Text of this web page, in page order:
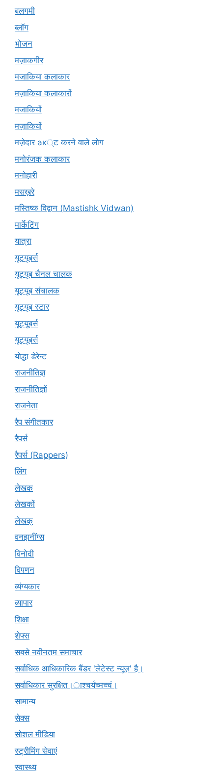
बलगमी
ब्लॉग
भोजन
मज़ाकगीर
मजाकिया कलाकार
मज़ाकिया कलाकारों
मजाकियों
मज़ाकियों
मज़ेदार ак्ट करने वाले लोग
मनोरंजक कलाकार
मनोहारी
मसख़रे
मस्तिष्क विद्वान (Mastishk Vidwan)
मार्केटिंग
यात्रा
यूटयूबर्स
यूट्यूब चैनल चालक
यूट्यूब संचालक
यूट्यूब स्टार
यूट्यूबर्स
यूट्‍यूबर्स
योद्धा डेरेन्ट
राजनीतिज्ञ
राजनीतिज्ञों
राजनेता
रैप संगीतकार
रैपर्स
रैपर्स (Rappers)
लिंग
लेखक
लेखकों
लेखक्
वनझनींग्स
विनोदी
विपणन
व्यंग्यकार
व्यापार
शिक्षा
शेफ्स
सबसे नवीनतम समाचार
सर्वाधिक आधिकारिक बैंडर 'लेटेस्ट न्यूज़' है।
सर्वाधिकार सुरक्षित।ाश्चर्यंच्मच्चं।
सामान्य
सेक्स
सोशल मीडिया
स्ट्रीमिंग सेवाएं
स्वास्थ्य